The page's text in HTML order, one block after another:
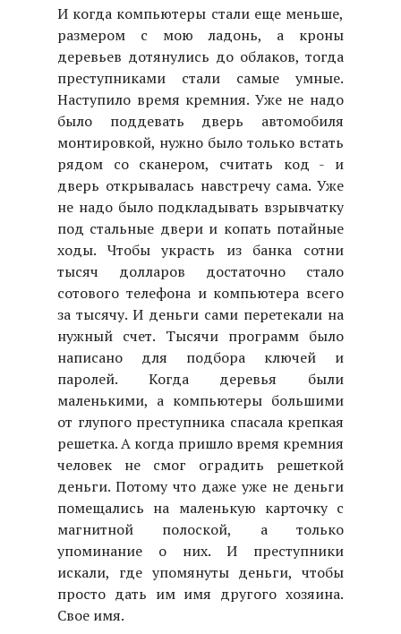
И когда компьютеры стали еще меньше,
размером с мою ладонь, а кроны
деревьев дотянулись до облаков, тогда
преступниками стали самые умные.
Наступило время кремния. Уже не надо
было поддевать дверь автомобиля
монтировкой, нужно было только встать
рядом со сканером, считать код - и
дверь открывалась навстречу сама. Уже
не надо было подкладывать взрывчатку
под стальные двери и копать потайные
ходы. Чтобы украсть из банка сотни
тысяч долларов достаточно стало
сотового телефона и компьютера всего
за тысячу. И деньги сами перетекали на
нужный счет. Тысячи программ было
написано для подбора ключей и
паролей. Когда деревья были
маленькими, а компьютеры большими
от глупого преступника спасала крепкая
решетка. А когда пришло время кремния
человек не смог оградить решеткой
деньги. Потому что даже уже не деньги
помещались на маленькую карточку с
магнитной полоской, а только
упоминание о них. И преступники
искали, где упомянуты деньги, чтобы
просто дать им имя другого хозяина.
Свое имя.